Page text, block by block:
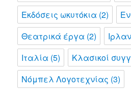
Εκδόσεις ωκυτόκια (2)
Θεατρικά έργα (2)
Ιταλία (5) Κλασικοί
Νόμπελ Λογοτεχνίας (3)